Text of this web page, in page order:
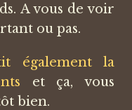
A vous de voir
ou pas.
également la
et ça, vous
bien.